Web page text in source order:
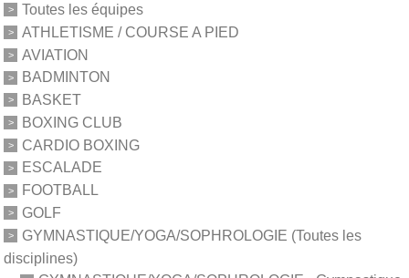
Toutes les équipes
ATHLETISME / COURSE A PIED
AVIATION
BADMINTON
BASKET
BOXING CLUB
CARDIO BOXING
ESCALADE
FOOTBALL
GOLF
GYMNASTIQUE/YOGA/SOPHROLOGIE (Toutes les
disciplines)